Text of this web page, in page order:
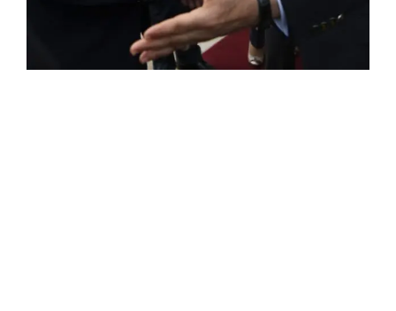
ROSE VALLAND, HEROÏNE DE LA RESISTANCE